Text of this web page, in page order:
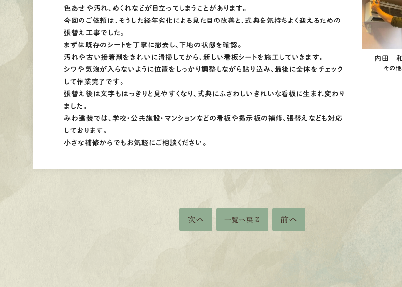
色あせや汚れ、めくれなどが目立ってしまうことがあります。
今回のご依頼は、そうした経年劣化による見た目の改善と、式典を気持ちよく迎えるための
張替え工事でした。
まずは既存のシートを丁寧に撤去し、下地の状態を確認。
汚れや古い接着剤をきれいに清掃してから、新しい看板シートを施工していきます。
シワや気泡が入らないように位置をしっかり調整しながら貼り込み、最後に全体をチェック
して作業完了です。
張替え後は文字もはっきりと見やすくなり、式典にふさわしいきれいな看板に生まれ変わり
ました。
みわ建装では、学校・公共施設・マンションなどの看板や掲示板の補修、張替えなども対応
しております。
小さな補修からでもお気軽にご相談ください。
内田
その他
次へ 一覧へ戻る 前へ